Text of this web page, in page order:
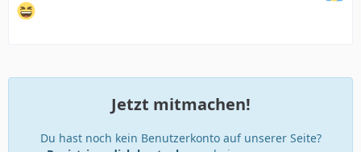
Jetzt mitmachen!
Du hast noch kein Benutzerkonto auf unserer Seite?